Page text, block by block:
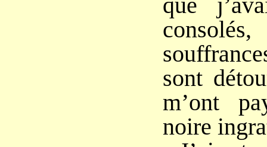
sont
m’ont
noire